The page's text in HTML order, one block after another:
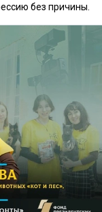
без причины.